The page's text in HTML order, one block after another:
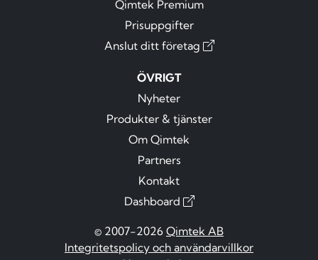
Qimtek Premium
Prisuppgifter
Anslut ditt företag
ÖVRIGT
Nyheter
Produkter & tjänster
Om Qimtek
Partners
Kontakt
Dashboard
© 2007-2026 Qimtek AB
Integritetspolicy och användarvillkor